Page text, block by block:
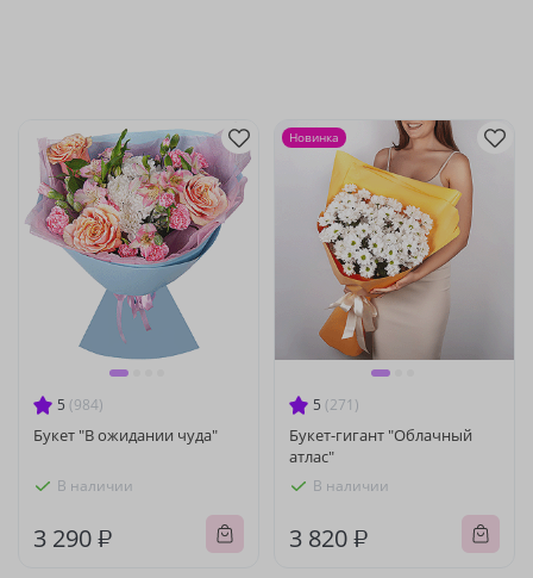
5 (984)
Букет "В ожидании чуда"
В наличии
3 290 ₽
5 (271)
Букет-гигант "Облачный
атлас"
В наличии
3 820 ₽
Новинка